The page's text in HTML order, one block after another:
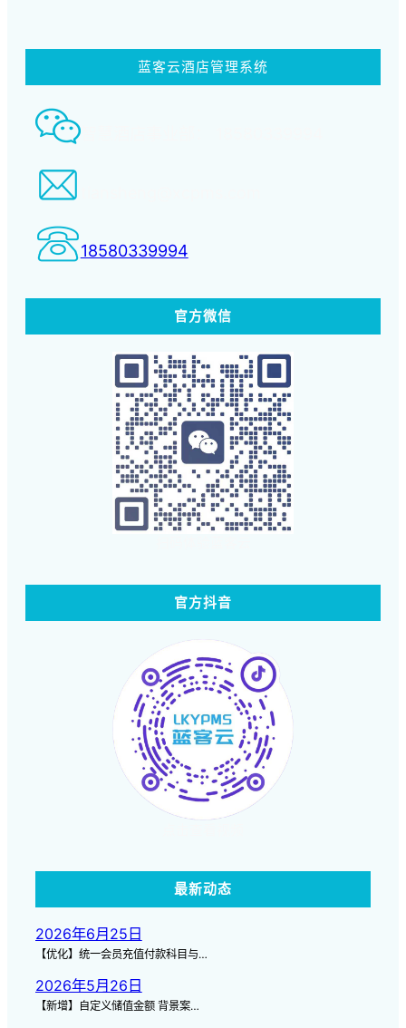
蓝客云酒店管理系统
智慧酒店事业部： 18580339994
18580339994
官方微信
官方抖音
最新动态
2026年6月25日
【优化】统一会员充值付款科目与…
2026年5月26日
【新增】自定义储值金额 背景案…